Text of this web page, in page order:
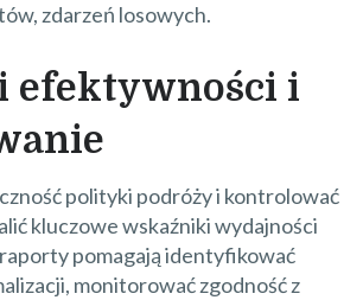
zdarzeń losowych.
efektywności i
polityki podróży i kontrolować
kluczowe wskaźniki wydajności
pomagają identyfikować
monitorować zgodność z